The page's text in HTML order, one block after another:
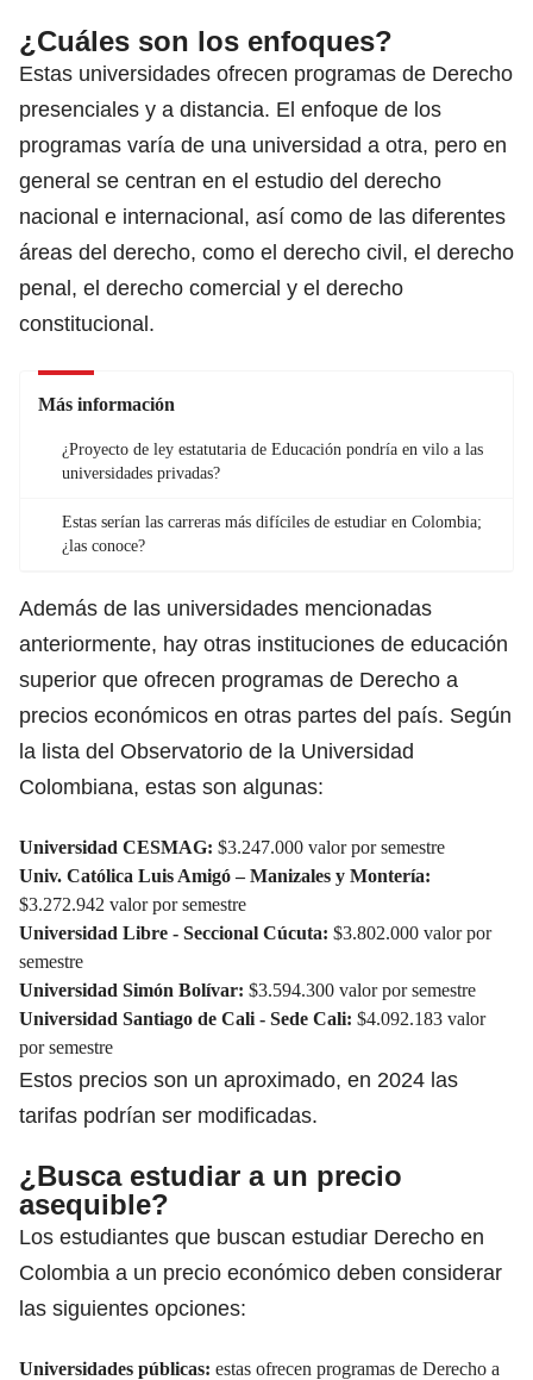
¿Cuáles son los enfoques?
Estas universidades ofrecen programas de Derecho
presenciales y a distancia. El enfoque de los
programas varía de una universidad a otra, pero en
general se centran en el estudio del derecho
nacional e internacional, así como de las diferentes
áreas del derecho, como el derecho civil, el derecho
penal, el derecho comercial y el derecho
constitucional.
Más información
¿Proyecto de ley estatutaria de Educación pondría en vilo a las
universidades privadas?
Estas serían las carreras más difíciles de estudiar en Colombia;
¿las conoce?
Además de las universidades mencionadas
anteriormente, hay otras instituciones de educación
superior que ofrecen programas de Derecho a
precios económicos en otras partes del país. Según
la lista del Observatorio de la Universidad
Colombiana, estas son algunas:
Universidad CESMAG: $3.247.000 valor por semestre
Univ. Católica Luis Amigó – Manizales y Montería:
$3.272.942 valor por semestre
Universidad Libre - Seccional Cúcuta: $3.802.000 valor por
semestre
Universidad Simón Bolívar: $3.594.300 valor por semestre
Universidad Santiago de Cali - Sede Cali: $4.092.183 valor
por semestre
Estos precios son un aproximado, en 2024 las
tarifas podrían ser modificadas.
¿Busca estudiar a un precio
asequible?
Los estudiantes que buscan estudiar Derecho en
Colombia a un precio económico deben considerar
las siguientes opciones:
Universidades públicas: estas ofrecen programas de Derecho a